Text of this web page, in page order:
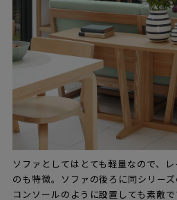
ソファとしてはとても軽量なので、
のも特徴。ソファの後ろに同シリーズ
コンソールのように設置しても素敵で